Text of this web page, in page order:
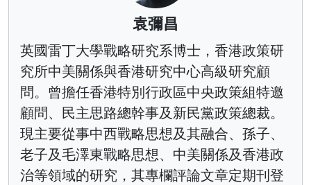
袁彌昌
英國雷丁大學戰略研究系博士，香港政策研
究所中美關係與香港研究中心高級研究顧
問。曾擔任香港特別行政區中央政策組特邀
顧問、民主思路總幹事及新民黨政策總裁。
現主要從事中西戰略思想及其融合、孫子、
老子及毛澤東戰略思想、中美關係及香港政
治等領域的研究，其專欄評論文章定期刊登